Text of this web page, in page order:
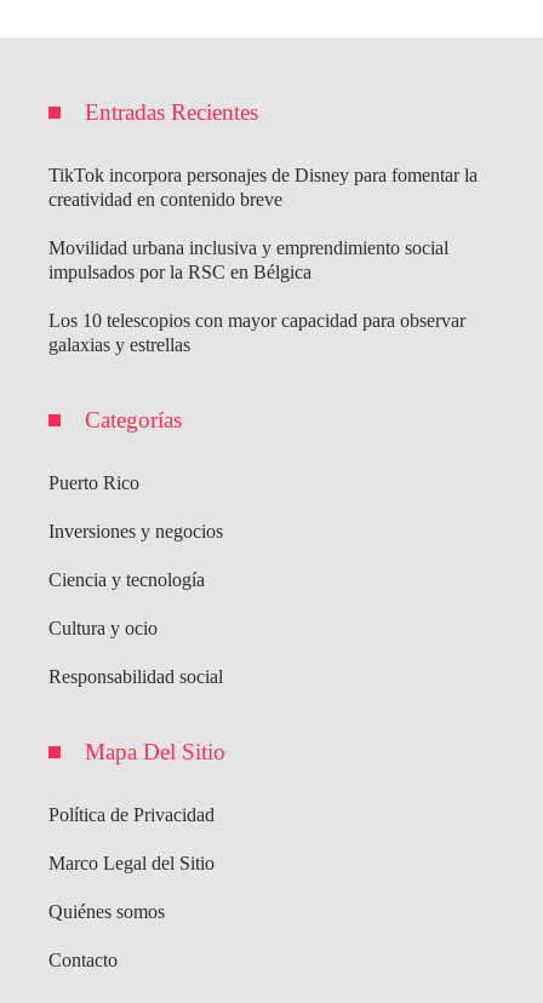
Entradas Recientes
TikTok incorpora personajes de Disney para fomentar la
creatividad en contenido breve
Movilidad urbana inclusiva y emprendimiento social
impulsados por la RSC en Bélgica
Los 10 telescopios con mayor capacidad para observar
galaxias y estrellas
Categorías
Puerto Rico
Inversiones y negocios
Ciencia y tecnología
Cultura y ocio
Responsabilidad social
Mapa Del Sitio
Política de Privacidad
Marco Legal del Sitio
Quiénes somos
Contacto